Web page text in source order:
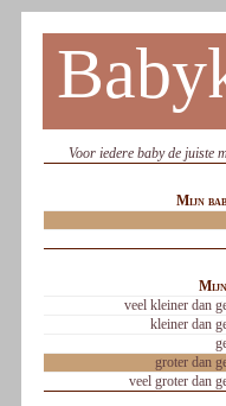
Voor iedere baby de juiste
Mijn
Mijn
veel kleiner dan
kleiner dan
groter dan
veel groter dan